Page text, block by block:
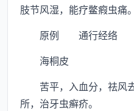
肢节风湿，能疗鳖瘕虫痛。
原例 通行经络
海桐皮
苦平，入血分，祛风
所，治牙虫癣疥。